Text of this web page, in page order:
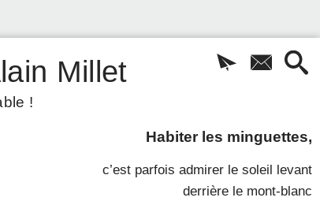
Millet
!
Habiter les minguettes,
c’est parfois admirer le soleil levant
derrière le mont-blanc